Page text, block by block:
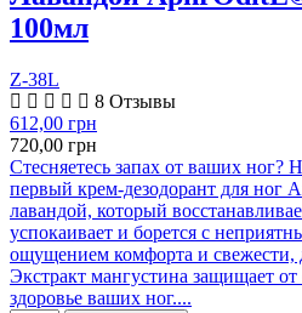
100мл
Z-38L
8 Отзывы
612,00 грн
720,00 грн
Стесняетесь запах от ваших ног?
первый крем-дезодорант для ног
лавандой, который
успокаивает и борется с
ощущением комфорта и свежести,
Экстракт мангустина защищает
здоровье ваших ног....